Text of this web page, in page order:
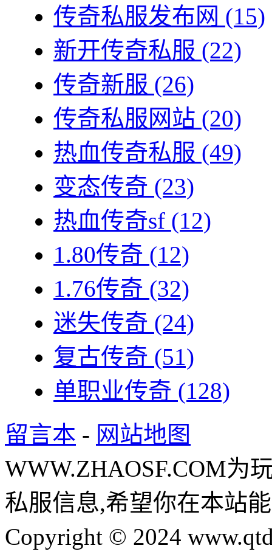
传奇私服发布网 (15)
新开传奇私服 (22)
传奇新服 (26)
传奇私服网站 (20)
热血传奇私服 (49)
变态传奇 (23)
热血传奇sf (12)
1.80传奇 (12)
1.76传奇 (32)
迷失传奇 (24)
复古传奇 (51)
单职业传奇 (128)
留言本 - 网站地图
WWW.ZHAOSF.COM为
私服信息,希望你在本站
Copyright © 2024